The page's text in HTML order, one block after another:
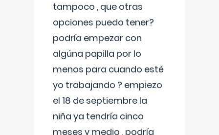
tampoco , que otras
opciones puedo tener?
podría empezar con
algúna papilla por lo
menos para cuando esté
yo trabajando ? empiezo
el 18 de septiembre la
niña ya tendría cinco
meses y medio , podría